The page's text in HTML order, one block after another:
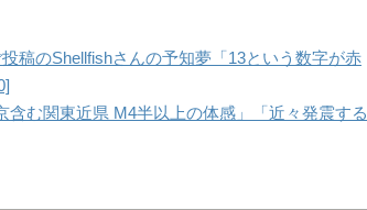
稿のShellfishさんの予知夢「13という数字が赤
含む関東近県 M4半以上の体感」「近々発震する